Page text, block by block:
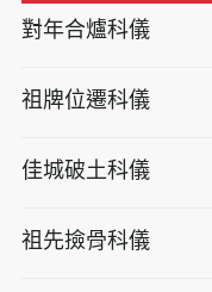
對年合爐科儀
祖牌位遷科儀
佳城破土科儀
祖先撿骨科儀